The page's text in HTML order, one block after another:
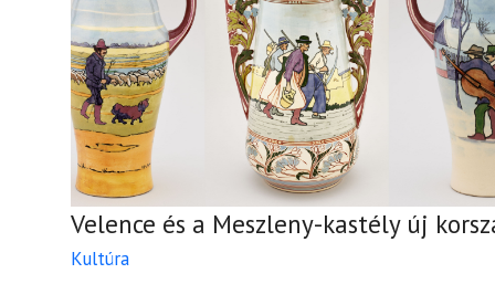
Velence és a Meszleny-kastély új
Kultúra